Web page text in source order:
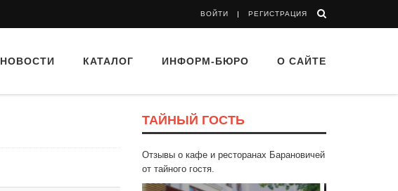
ВОЙТИ РЕГИСТРАЦИЯ
НОВОСТИ КАТАЛОГ ИНФОРМ-БЮРО О САЙТЕ
ТАЙНЫЙ ГОСТЬ
Отзывы о кафе и ресторанах Барановичей
от тайного гостя.